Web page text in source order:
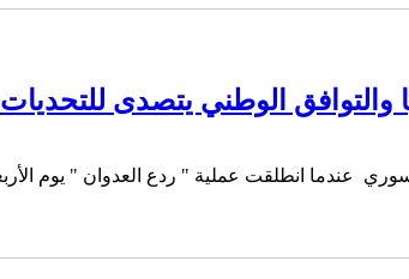
والتوافق الوطني يتصدى للتحديات